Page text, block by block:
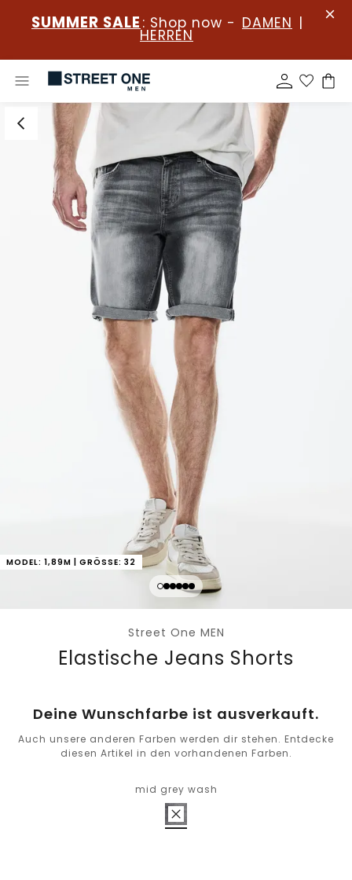
SUMMER SALE : Shop now - DAMEN |
HERREN
MODEL: 1,89M | GRÖSSE: 32
Street One MEN
Elastische Jeans Shorts
Deine Wunschfarbe ist ausverkauft.
Auch unsere anderen Farben werden dir stehen. Entdecke
diesen Artikel in den vorhandenen Farben.
mid grey wash